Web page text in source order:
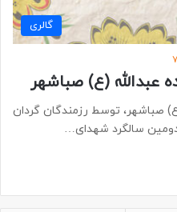
گالری
عبدالله (ع) صباشهر
(ع) صباشهر، توسط رزمندگان گردان
سالگرد شهدای…